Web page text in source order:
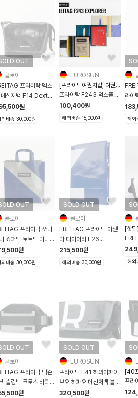
OUT
클로이
프라이탁 덱스
신저백 F14 Dexter
원
외배송 30,000원
EUROSUN
[프라이탁여권지갑, 여권지
갑]
프라이탁 F243 익스플로
러 여권지갑 시리즈
100,400원
해외배송 15,000원
라이
해외
OUT
클로이
프라이탁 쏘니
쇼퍼백 토트백 미니
Sonny 실버 블루
원
외배송 30,000원
SOLD OUT
클로이
FREITAG 프라이탁 아젠
다 다이어리 F26
Agenda 2026 블루 화
215,500원
해외배송 30,000원
[핫딜]
미 힙
해외
OUT
클로이
프라이탁 딕슨
슬링백 크로스 바디
Dixon 그레이
원
SOLD OUT
EUROSUN
프라이탁 F41 하와이파이
브오 하파오 메신저백 블랙
레터링
320,500원
[40
프라
이트